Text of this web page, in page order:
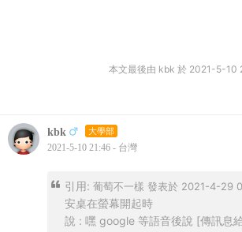
本文最後由 kbk 於 2021-5-10
kbk 大學部
2021-5-10 21:46 - 台灣
引用: 葡萄不一樣 發表於 2021-4-29
安桌在螢幕開起時
說 : 嘿 google 等語音後說 [傳訊息